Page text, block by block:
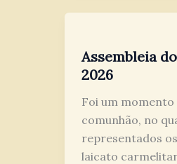
Assembleia
2026
Foi um
comunhão, no
representados
laicato